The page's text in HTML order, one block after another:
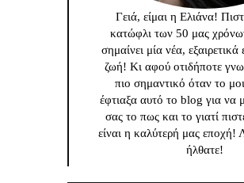
Γειά, είμαι η Ελιάνα!
κατώφλι των 50 μας
σημαίνει μία νέα,
ζωή! Κι αφού οτιδήποτε
πιο σημαντικό όταν το
έφτιαξα αυτό το blog για να
σας το πως και το γιατί
είναι η καλύτερή μας εποχή!
ήλθατε!